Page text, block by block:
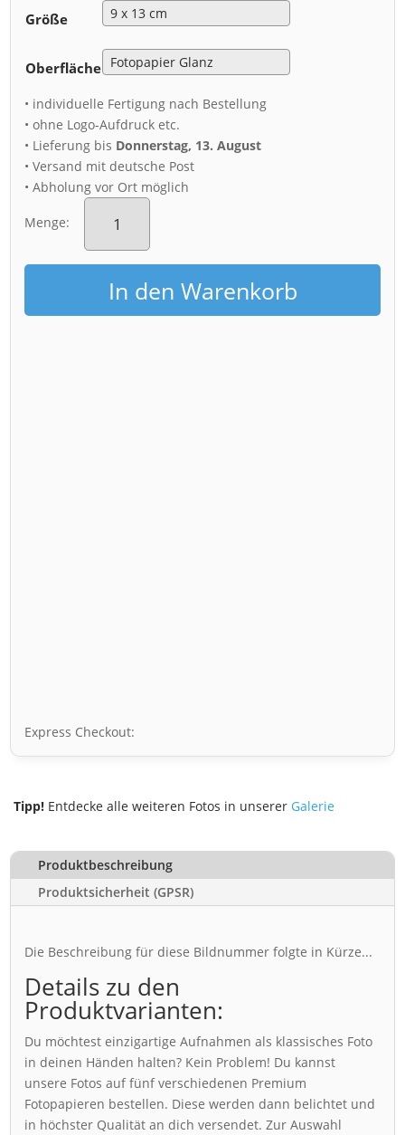
Größe
Oberfläche
• individuelle Fertigung nach Bestellung
• ohne Logo-Aufdruck etc.
• Lieferung bis Donnerstag, 13. August
• Versand mit deutsche Post
• Abholung vor Ort möglich
Menge:
Fotoabzug
(00623)
über
dem
Glockenspielpavillon
MengeIn den Warenkorb
Express Checkout:
Tipp! Entdecke alle weiteren Fotos in unserer Galerie
Produktbeschreibung
Produktsicherheit (GPSR)
Die Beschreibung für diese Bildnummer folgte in Kürze...
Details zu den
Produktvarianten:
Du möchtest einzigartige Aufnahmen als klassisches Foto
in deinen Händen halten? Kein Problem! Du kannst
unsere Fotos auf fünf verschiedenen Premium
Fotopapieren bestellen. Diese werden dann belichtet und
in höchster Qualität an dich versendet. Zur Auswahl